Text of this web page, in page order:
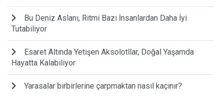
Bu Deniz Aslanı, Ritmi Bazı İnsanlardan Daha İyi
Tutabiliyor
Esaret Altında Yetişen Aksolotllar, Doğal Yaşamda
Hayatta Kalabiliyor
Yarasalar birbirlerine çarpmaktan nasıl kaçınır?